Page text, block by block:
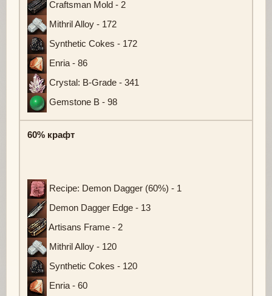
Craftsman Mold - 2
Mithril Alloy - 172
Synthetic Cokes - 172
Enria - 86
Crystal: B-Grade - 341
Gemstone B - 98
60% крафт
Recipe: Demon Dagger (60%) - 1
Demon Dagger Edge - 13
Artisans Frame - 2
Mithril Alloy - 120
Synthetic Cokes - 120
Enria - 60